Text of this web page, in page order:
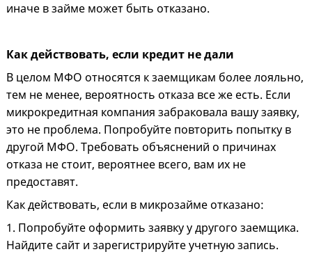
иначе в займе может быть отказано.
Как действовать, если кредит не дали
В целом МФО относятся к заемщикам более лояльно,
тем не менее, вероятность отказа все же есть. Если
микрокредитная компания забраковала вашу заявку,
это не проблема. Попробуйте повторить попытку в
другой МФО. Требовать объяснений о причинах
отказа не стоит, вероятнее всего, вам их не
предоставят.
Как действовать, если в микрозайме отказано:
1. Попробуйте оформить заявку у другого заемщика.
Найдите сайт и зарегистрируйте учетную запись.